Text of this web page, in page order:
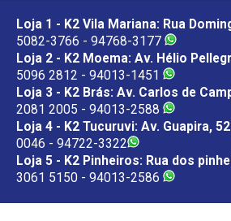
Loja 1 - K2 Vila Mariana: Rua
5082-3766 - 94768-3177
Loja 2 - K2 Moema: Av. Hélio
5096 2812 - 94013-1451
Loja 3 - K2 Brás: Av. Carlos de
2081 2005 - 94013-2588
Loja 4 - K2 Tucuruvi: Av. Guapira,
0046 - 94722-3322
Loja 5 - K2 Pinheiros: Rua dos
3061 5150 - 94013-2586